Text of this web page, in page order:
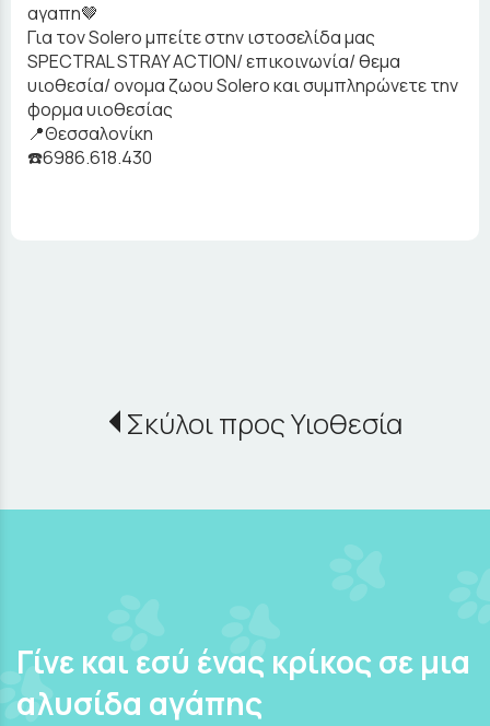
αγαπη🤎
Για τον Solero μπείτε στην ιστοσελίδα μας
SPECTRAL STRAY ACTION/ επικοινωνία/ θεμα
υιοθεσία/ ονομα ζωου Solero και συμπληρώνετε την
φορμα υιοθεσίας
📍Θεσσαλονίκη
☎️6986.618.430
Σκύλοι προς Υιοθεσία
Γίνε και εσύ ένας κρίκος σε μια
αλυσίδα αγάπης